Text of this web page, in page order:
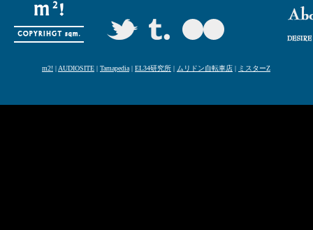
m2! | AUDIOSITE | Tamapedia | EL34研究所 | ムリドン自転車店 | ミスターZ